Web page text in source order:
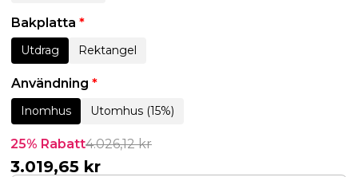
Bakplatta *
Utdrag Rektangel
Användning *
Inomhus Utomhus (15%)
25% Rabatt4.026,12kr
3.019,65 kr